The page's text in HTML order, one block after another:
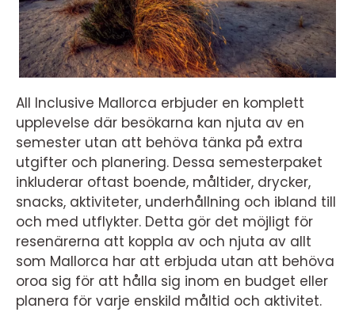
All Inclusive Mallorca erbjuder en komplett
upplevelse där besökarna kan njuta av en
semester utan att behöva tänka på extra
utgifter och planering. Dessa semesterpaket
inkluderar oftast boende, måltider, drycker,
snacks, aktiviteter, underhållning och ibland till
och med utflykter. Detta gör det möjligt för
resenärerna att koppla av och njuta av allt
som Mallorca har att erbjuda utan att behöva
oroa sig för att hålla sig inom en budget eller
planera för varje enskild måltid och aktivitet.